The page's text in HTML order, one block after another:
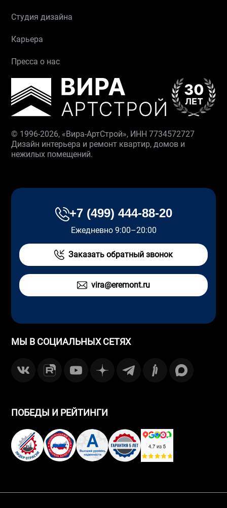
Студия дизайна
Карьера
Пресса о нас
© 1996-2026, «Вира-АртСтрой», ИНН 7734572727
Дизайн интерьера и ремонт квартир, домов и
нежилых помещений.
+7 (499) 444-88-20
Ежедневно 9:00–20:00
Заказать обратный звонок
vira@eremont.ru
МЫ В СОЦИАЛЬНЫХ СЕТЯХ
ПОБЕДЫ И РЕЙТИНГИ